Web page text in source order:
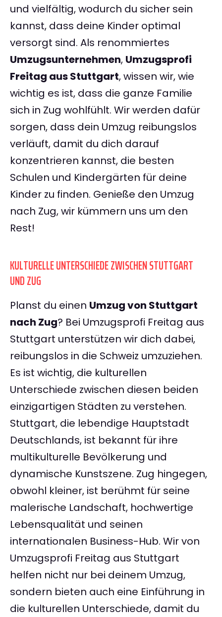
und vielfältig, wodurch du sicher sein
kannst, dass deine Kinder optimal
versorgt sind. Als renommiertes
Umzugsunternehmen, Umzugsprofi
Freitag aus Stuttgart, wissen wir, wie
wichtig es ist, dass die ganze Familie
sich in Zug wohlfühlt. Wir werden dafür
sorgen, dass dein Umzug reibungslos
verläuft, damit du dich darauf
konzentrieren kannst, die besten
Schulen und Kindergärten für deine
Kinder zu finden. Genieße den Umzug
nach Zug, wir kümmern uns um den
Rest!
KULTURELLE UNTERSCHIEDE ZWISCHEN STUTTGART
UND ZUG
Planst du einen Umzug von Stuttgart
nach Zug? Bei Umzugsprofi Freitag aus
Stuttgart unterstützen wir dich dabei,
reibungslos in die Schweiz umzuziehen.
Es ist wichtig, die kulturellen
Unterschiede zwischen diesen beiden
einzigartigen Städten zu verstehen.
Stuttgart, die lebendige Hauptstadt
Deutschlands, ist bekannt für ihre
multikulturelle Bevölkerung und
dynamische Kunstszene. Zug hingegen,
obwohl kleiner, ist berühmt für seine
malerische Landschaft, hochwertige
Lebensqualität und seinen
internationalen Business-Hub. Wir von
Umzugsprofi Freitag aus Stuttgart
helfen nicht nur bei deinem Umzug,
sondern bieten auch eine Einführung in
die kulturellen Unterschiede, damit du